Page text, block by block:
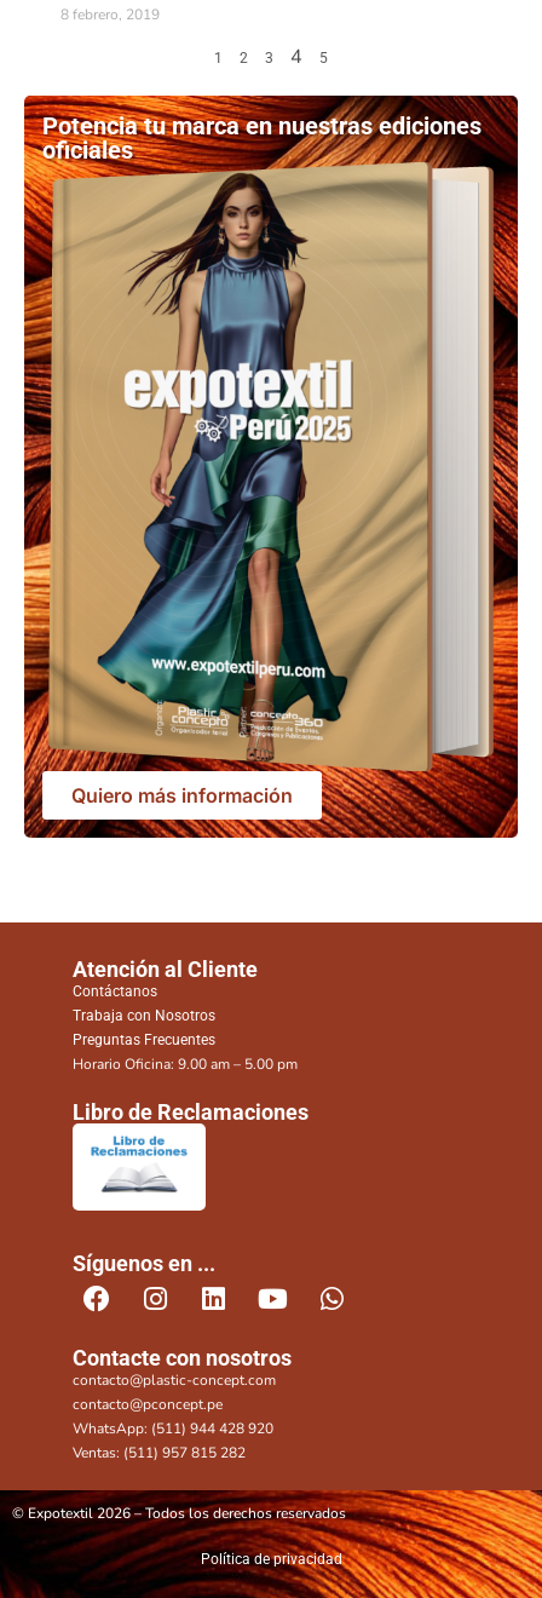
8 febrero, 2019
1 2 3 4 5
Potencia tu marca en nuestras ediciones
oficiales
Quiero más información
Atención al Cliente
Contáctanos
Trabaja con Nosotros
Preguntas Frecuentes
Horario Oficina: 9.00 am – 5.00 pm
Libro de Reclamaciones
Síguenos en ...
Contacte con nosotros
contacto@plastic-concept.com
contacto@pconcept.pe
WhatsApp: (511) 944 428 920
Ventas: (511) 957 815 282
© Expotextil 2026 – Todos los derechos reservados
Política de privacidad